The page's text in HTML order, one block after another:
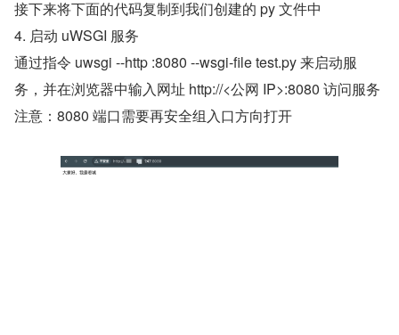
接下来将下面的代码复制到我们创建的 py 文件中
4. 启动 uWSGI 服务
通过指令 uwsgi --http :8080 --wsgi-file test.py 来启动服
务，并在浏览器中输入网址 http://<公网 IP>:8080 访问服务
注意：8080 端口需要再安全组入口方向打开